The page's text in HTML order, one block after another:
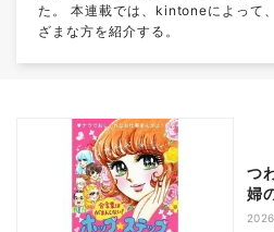
た。 本連載では、kintoneによって
ざまな方を紹介する。
つ
婦